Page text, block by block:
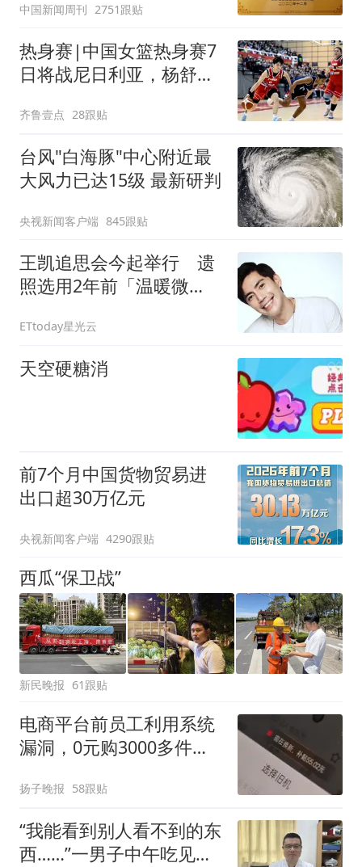
中国新闻周刊 2751跟贴
热身赛|中国女篮热身赛7
日将战尼日利亚，杨舒予
齐鲁壹点 28跟贴
台风"白海豚"中心附近最
大风力已达15级 最新研判
央视新闻客户端 845跟贴
王凯追思会今起举行 遗
照选用2年前「温暖微
ETtoday星光云
天空硬糖消
前7个月中国货物贸易进
出口超30万亿元
央视新闻客户端 4290跟贴
西瓜“保卫战”
新民晚报 61跟贴
电商平台前员工利用系统
漏洞，0元购3000多件家
扬子晚报 58跟贴
“我能看到别人看不到的东
西……”一男子中午吃见手